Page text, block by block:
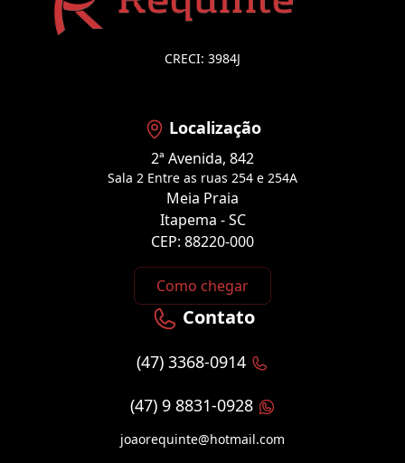
CRECI: 3984J
Localização
2ª Avenida, 842
Sala 2 Entre as ruas 254 e 254A
Meia Praia
Itapema - SC
CEP: 88220-000
Como chegar
Contato
(47) 3368-0914
(47) 9 8831-0928
joaorequinte@hotmail.com